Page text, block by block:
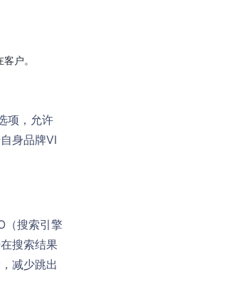
户。
项，允许
身品牌VI
（搜索引擎
搜索结果
减少跳出